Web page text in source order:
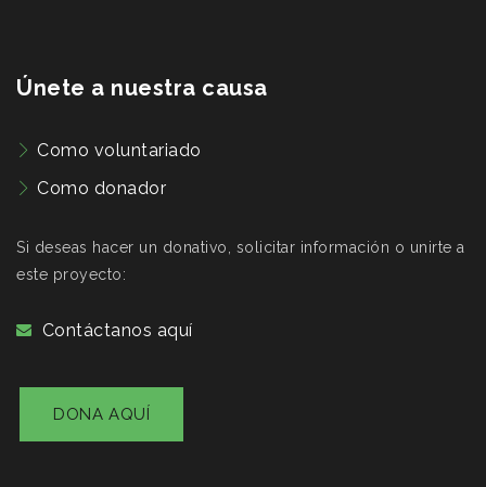
Únete a nuestra causa
Como voluntariado
Como donador
Si deseas hacer un donativo, solicitar información o unirte a
este proyecto:
Contáctanos aquí
DONA AQUÍ